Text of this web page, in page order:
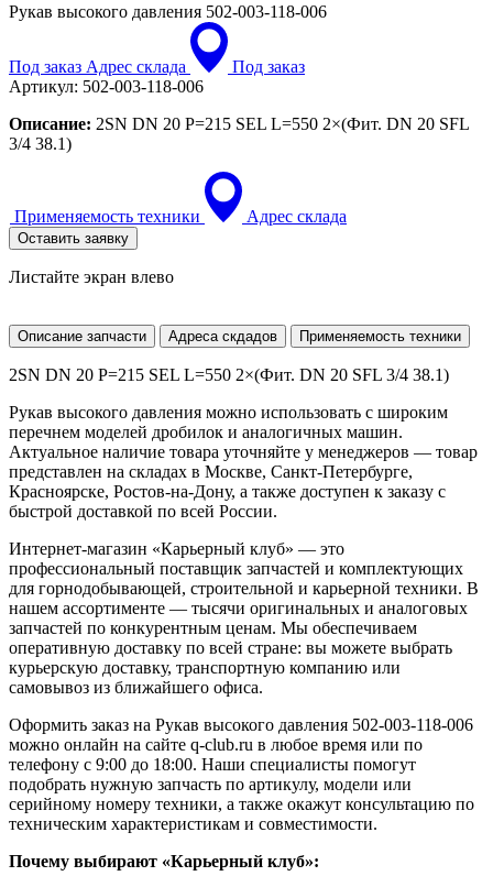
Рукав высокого давления 502-003-118-006
Под заказ Адрес склада
Под заказ
Артикул: 502-003-118-006
Описание: 2SN DN 20 P=215 SEL L=550 2×(Фит. DN 20 SFL
3/4 38.1)
Применяемость техники Адрес склада
Оставить заявку
Листайте экран влево
Описание запчасти Адреса скдадов Применяемость техники
2SN DN 20 P=215 SEL L=550 2×(Фит. DN 20 SFL 3/4 38.1)
Рукав высокого давления можно использовать с широким
перечнем моделей дробилок и аналогичных машин.
Актуальное наличие товара уточняйте у менеджеров — товар
представлен на складах в Москве, Санкт-Петербурге,
Красноярске, Ростов-на-Дону, а также доступен к заказу с
быстрой доставкой по всей России.
Интернет-магазин «Карьерный клуб» — это
профессиональный поставщик запчастей и комплектующих
для горнодобывающей, строительной и карьерной техники. В
нашем ассортименте — тысячи оригинальных и аналоговых
запчастей по конкурентным ценам. Мы обеспечиваем
оперативную доставку по всей стране: вы можете выбрать
курьерскую доставку, транспортную компанию или
самовывоз из ближайшего офиса.
Оформить заказ на Рукав высокого давления 502-003-118-006
можно онлайн на сайте q-club.ru в любое время или по
телефону с 9:00 до 18:00. Наши специалисты помогут
подобрать нужную запчасть по артикулу, модели или
серийному номеру техники, а также окажут консультацию по
техническим характеристикам и совместимости.
Почему выбирают «Карьерный клуб»: